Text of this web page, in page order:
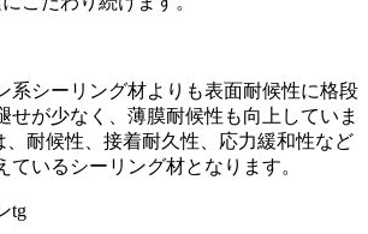
系シーリング材よりも表面耐候性に格段
せが少なく、薄膜耐候性も向上していま
、耐候性、接着耐久性、応力緩和性など
ているシーリング材となります。
tg